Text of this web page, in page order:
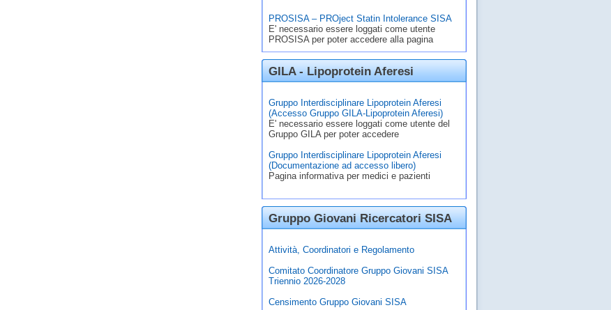
PROSISA – PROject Statin Intolerance SISA
E' necessario essere loggati come utente
PROSISA per poter accedere alla pagina
GILA - Lipoprotein Aferesi
Gruppo Interdisciplinare Lipoprotein Aferesi
(Accesso Gruppo GILA-Lipoprotein Aferesi)
E' necessario essere loggati come utente del
Gruppo GILA per poter accedere
Gruppo Interdisciplinare Lipoprotein Aferesi
(Documentazione ad accesso libero)
Pagina informativa per medici e pazienti
Gruppo Giovani Ricercatori SISA
Attività, Coordinatori e Regolamento
Comitato Coordinatore Gruppo Giovani SISA
Triennio 2026-2028
Censimento Gruppo Giovani SISA